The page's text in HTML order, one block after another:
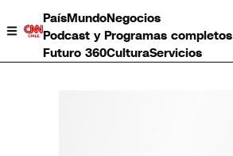
PaísMundoNegocios
Podcast y Programas completos
Futuro 360CulturaServicios